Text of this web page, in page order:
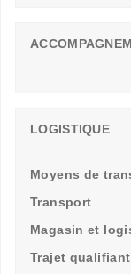
LOGISTIQUE
Moyens de
Transport
Magasin et
Trajet qualifiant